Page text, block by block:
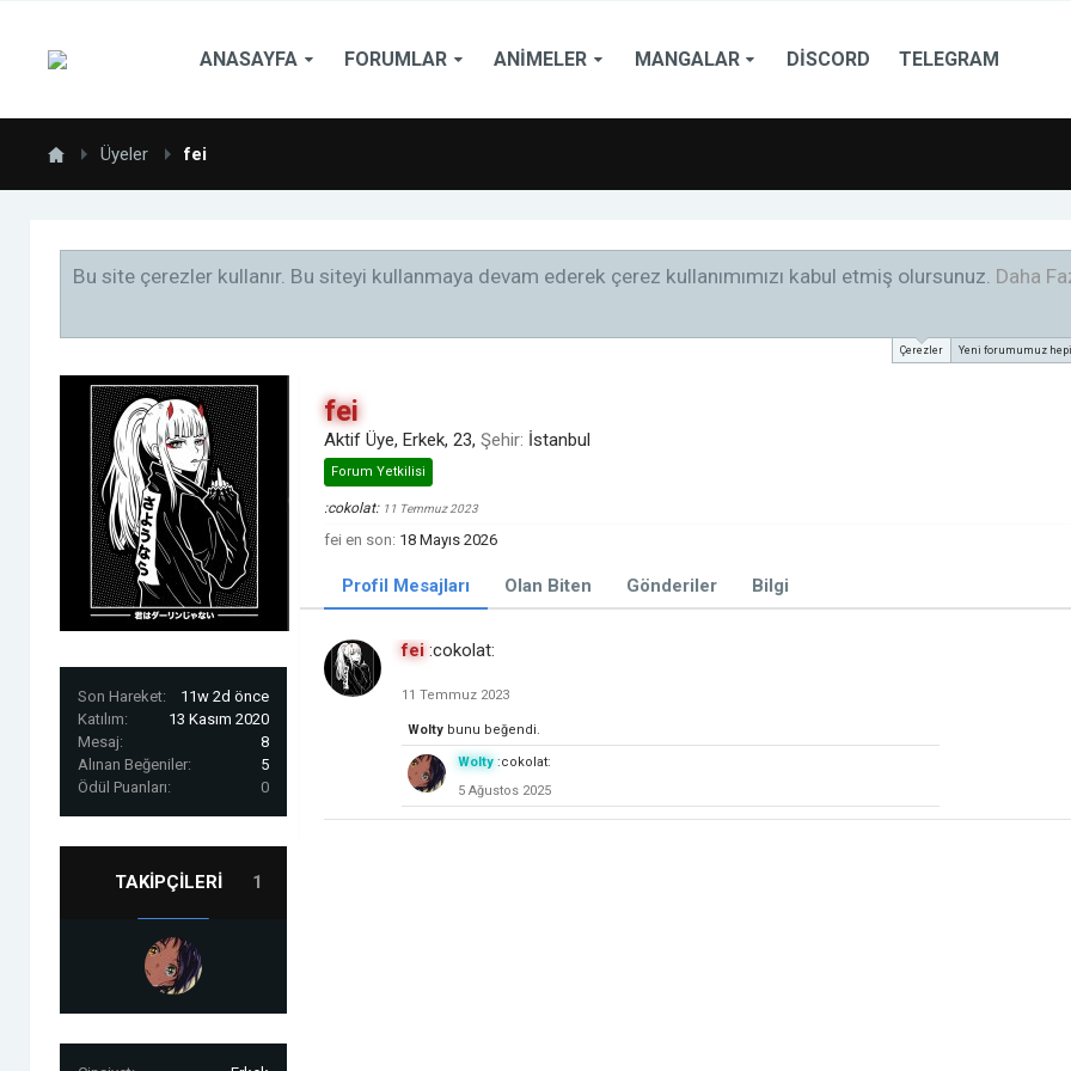
ANASAYFA FORUMLAR ANIMELER MANGALAR DISCORD TELEGRAM
Üyeler fei
Bu site çerezler kullanır. Bu siteyi kullanmaya devam ederek çerez kullanımımızı kabul etmiş olursunuz. Daha
Çerezler Yeni forumumuz
Son Hareket:
11w 2d önce
Katılım:
13 Kasım 2020
Mesaj:
8
Alınan Beğeniler:
5
Ödül Puanları:
0
TAKIPÇILERI 1
fei
Aktif Üye, Erkek, 23, Şehir: İstanbul
Forum Yetkilisi
:cokolat: 11 Temmuz 2023
fei en son: 18 Mayıs 2026
Profil Mesajları Olan Biten Gönderiler Bilgi
fei :cokolat:
11 Temmuz 2023
Wolty bunu beğendi.
Wolty :cokolat:
5 Ağustos 2025